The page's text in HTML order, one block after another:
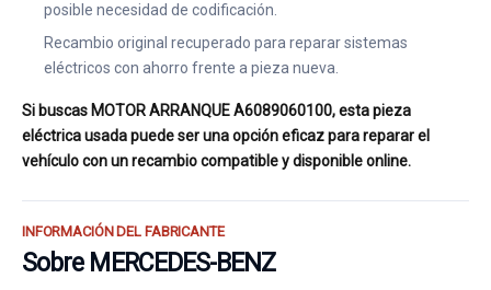
posible necesidad de codificación.
Recambio original recuperado para reparar sistemas
eléctricos con ahorro frente a pieza nueva.
Si buscas MOTOR ARRANQUE A6089060100, esta pieza
eléctrica usada puede ser una opción eficaz para reparar el
vehículo con un recambio compatible y disponible online.
INFORMACIÓN DEL FABRICANTE
Sobre MERCEDES-BENZ